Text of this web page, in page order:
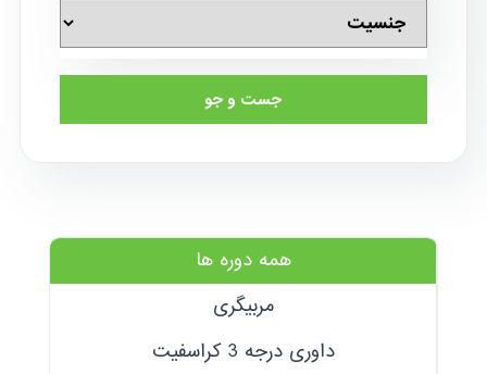
جست و جو
همه دوره ها
مربیگری
داوری درجه 3 کراسفیت